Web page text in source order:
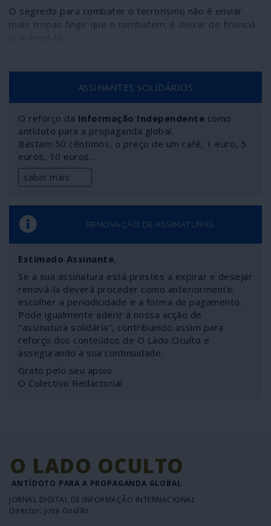
O segredo para combater o terrorismo não é enviar
mais tropas fingir que o combatem; é deixar de financiá-
ASSINANTES SOLIDÁRIOS
O reforço da Informação Independente como
antídoto para a propaganda global.
Bastam 50 cêntimos, o preço de um café, 1 euro, 5
euros, 10 euros…
saber mais
RENOVAÇÃO DE ASSINATURAS
Estimado Assinante,
Se a sua assinatura está prestes a expirar e desejar
renová-la deverá proceder como anteriormente:
escolher a periodicidade e a forma de pagamento.
Pode igualmente aderir à nossa acção de
"assinatura solidária", contribuindo assim para
reforço dos conteúdos de O Lado Oculto e
assegurando a sua continuidade.
Grato pelo seu apoio
O Colectivo Redactorial
O LADO OCULTO
ANTÍDOTO PARA A PROPAGANDA GLOBAL
JORNAL DIGITAL DE INFORMAÇÃO INTERNACIONAL
Director: José Goulão